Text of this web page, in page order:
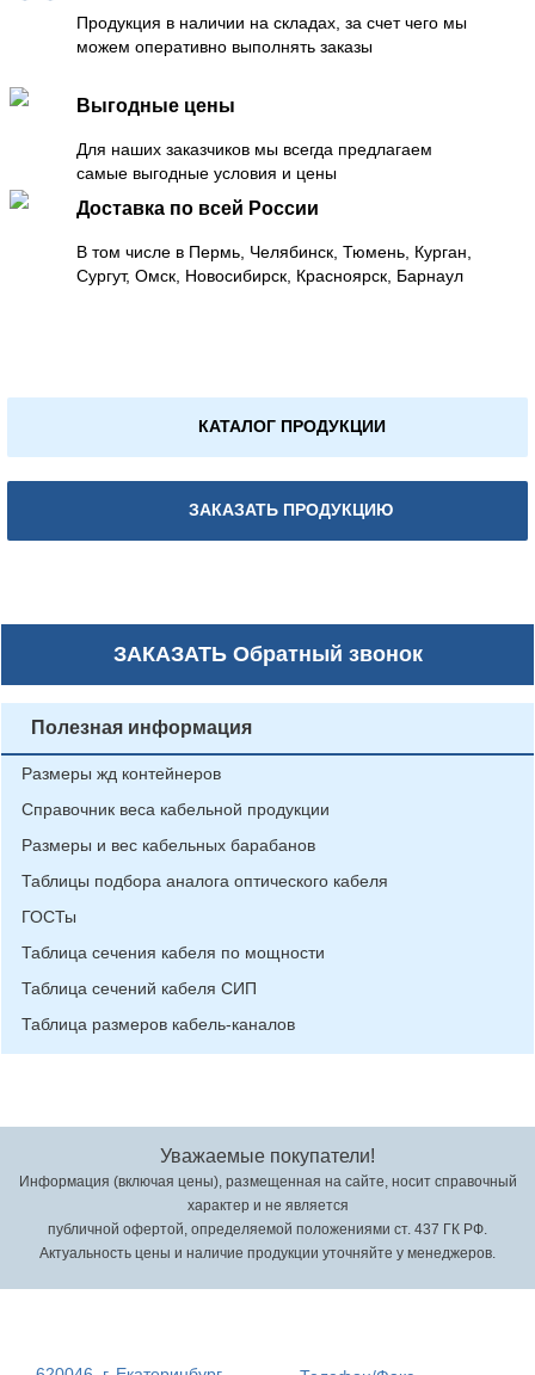
Продукция в наличии на складах, за счет чего мы
можем оперативно выполнять заказы
Выгодные цены
Для наших заказчиков мы всегда предлагаем
самые выгодные условия и цены
Доставка по всей России
В том числе в Пермь, Челябинск, Тюмень, Курган,
Сургут, Омск, Новосибирск, Красноярск, Барнаул
КАТАЛОГ ПРОДУКЦИИ
ЗАКАЗАТЬ ПРОДУКЦИЮ
ЗАКАЗАТЬОбратный звонок
Полезная информация
Размеры жд контейнеров
Справочник веса кабельной продукции
Размеры и вес кабельных барабанов
Таблицы подбора аналога оптического кабеля
ГОСТы
Таблица сечения кабеля по мощности
Таблица сечений кабеля СИП
Таблица размеров кабель-каналов
Уважаемые покупатели!
Информация (включая цены), размещенная на сайте, носит справочный
характер и не является
публичной офертой, определяемой положениями ст. 437 ГК РФ.
Актуальность цены и наличие продукции уточняйте у менеджеров.